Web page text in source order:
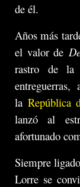
de él.
Años más
el valor de
rastro de la
la República
lanzó al
afortunado
Siempre
Lorre se